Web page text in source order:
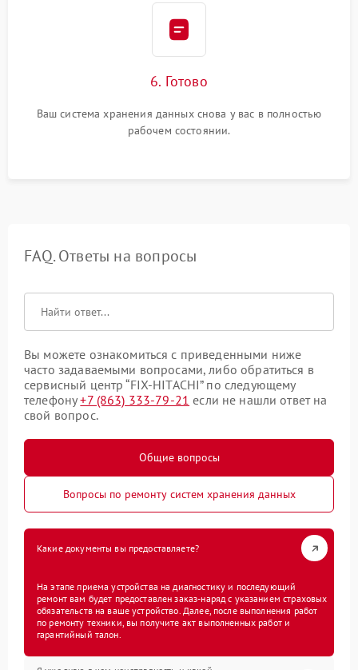
6. Готово
Ваш система хранения данных снова у вас в полностью
рабочем состоянии.
FAQ. Ответы на вопросы
Вы можете ознакомиться с приведенными ниже
часто задаваемыми вопросами, либо обратиться в
сервисный центр “FIX-HITACHI” по следующему
телефону+7 (863) 333-79-21 если не нашли ответ на
свой вопрос.
Общие вопросы
Вопросы по ремонту систем хранения данных
Какие документы вы предоставляете?
На этапе приема устройства на диагностику и последующий
ремонт вам будет предоставлен заказ-наряд с указанием страховых
обязательств на ваше устройство. Далее, после выполнения работ
по ремонту техники, вы получите акт выполненных работ и
гарантийный талон.